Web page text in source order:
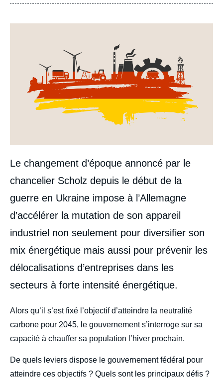
Le changement d’époque annoncé par le
chancelier Scholz depuis le début de la
guerre en Ukraine impose à l’Allemagne
d’accélérer la mutation de son appareil
industriel non seulement pour diversifier son
mix énergétique mais aussi pour prévenir les
délocalisations d’entreprises dans les
secteurs à forte intensité énergétique.
body
Alors qu’il s’est fixé l’objectif d’atteindre la neutralité
carbone pour 2045, le gouvernement s’interroge sur sa
capacité à chauffer sa population l’hiver prochain.
De quels leviers dispose le gouvernement fédéral pour
atteindre ces objectifs ? Quels sont les principaux défis ?